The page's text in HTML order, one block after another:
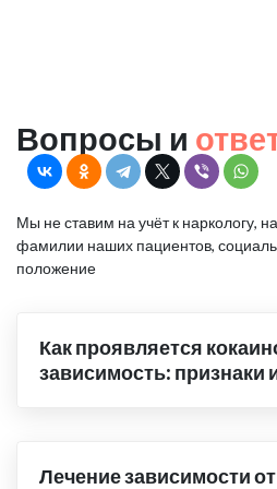
Вопросы и
Мы не ставим на учёт к наркологу,
фамилии наших пациентов,
положение
Как проявляется
зависимость: признаки
Лечение зависимости